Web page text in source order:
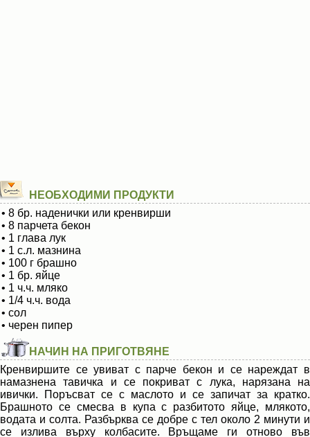
НЕОБХОДИМИ ПРОДУКТИ
• 8 бр. наденички или кренвирши
• 8 парчета бекон
• 1 глава лук
• 1 с.л. мазнина
• 100 г брашно
• 1 бр. яйце
• 1 ч.ч. мляко
• 1/4 ч.ч. вода
• сол
• черен пипер
НАЧИН НА ПРИГОТВЯНЕ
Кренвиршите се увиват с парче бекон и се нареждат в
намазнена тавичка и се покриват с лука, нарязана на
ивички. Поръсват се с маслото и се запичат за кратко.
Брашното се смесва в купа с разбитото яйце, млякото,
водата и солта. Разбърква се добре с тел около 2 минути и
се излива върху колбасите. Връщаме ги отново във